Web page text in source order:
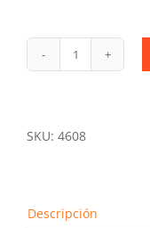
CHAFING
DISH
cantidad
SKU: 4608
Descripción